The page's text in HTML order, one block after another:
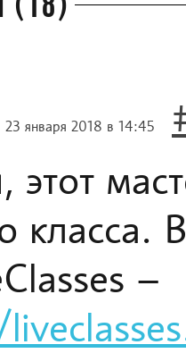
23 января 2018 в 14:45
этот
класса.
–